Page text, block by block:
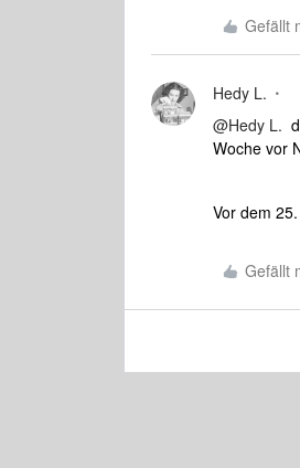
Gefällt
Hedy L.
@Hedy L.
Woche vor
Vor dem
Gefällt